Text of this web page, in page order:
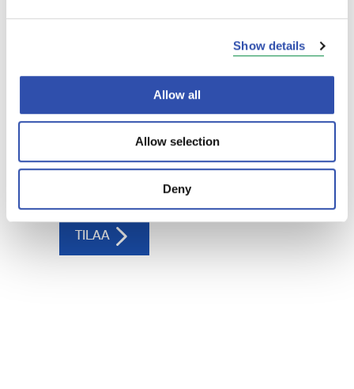
Show details
Allow all
Allow selection
Deny